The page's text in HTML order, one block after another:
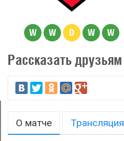
W W D W W
Рассказать друзьям
О матче Трансляция